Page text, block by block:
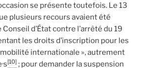
se présente toutefois. Le 13
plusieurs recours avaient été
d’État contre l’arrêté du 19
les droits d’inscription pour les
mobilité internationale », autrement
[10] ; pour demander la suspension